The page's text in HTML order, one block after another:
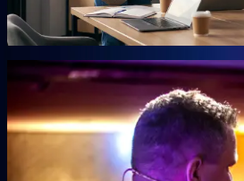
Mehr erfahren →